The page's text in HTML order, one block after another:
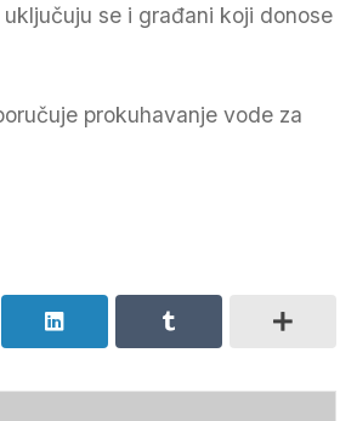
se i građani koji donose
prokuhavanje vode za